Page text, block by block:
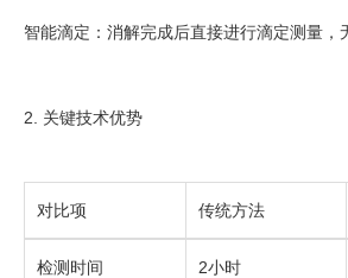
智能滴定：消解完成后直接进行滴定测量，
2. 关键技术优势
对比项 传统方法
检测时间 2小时